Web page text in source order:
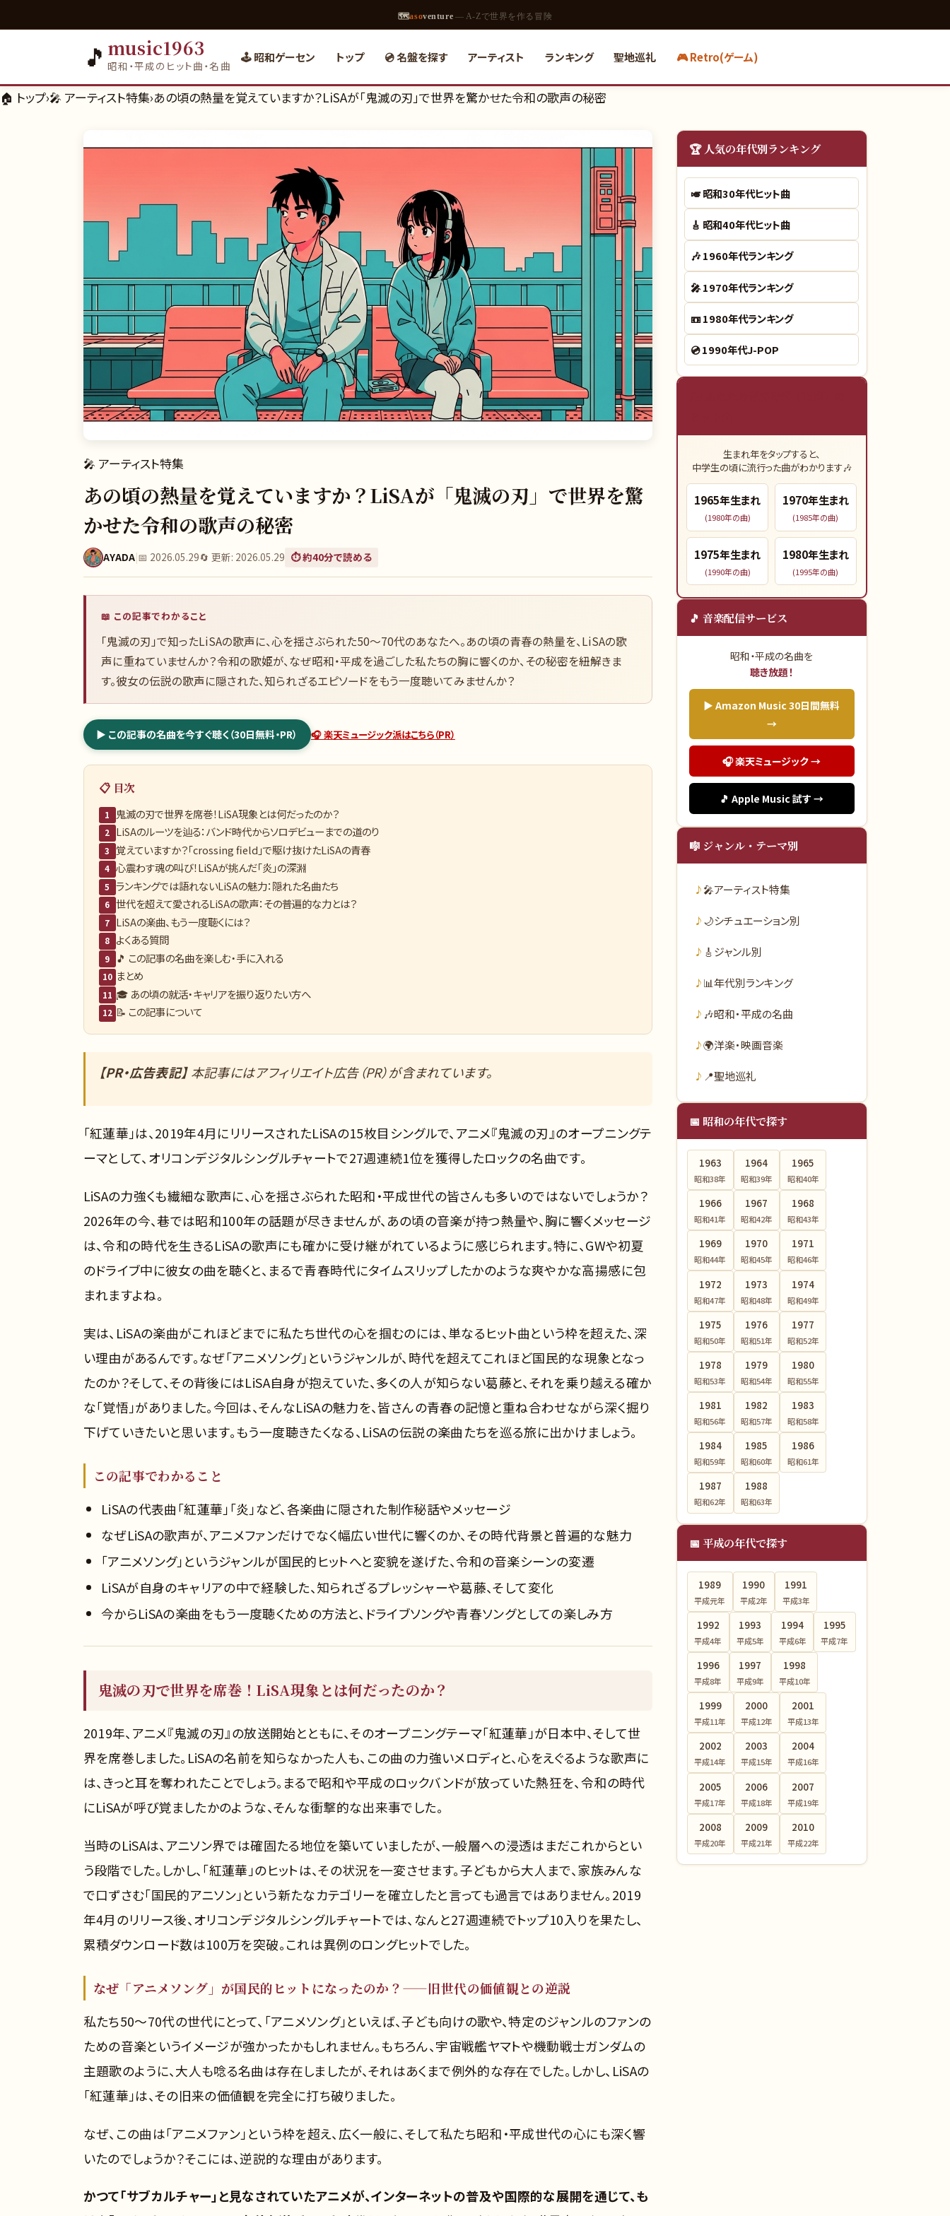
🗺asoventure — A-Zで世界を作る冒険
🎵 music1963
昭和・平成のヒット曲・名曲
🕹️ 昭和ゲーセン トップ 💿 名盤を探す アーティスト ランキング 聖地巡礼 🎮 Retro(ゲーム)
🏠 トップ›🎤 アーティスト特集›あの頃の熱量を覚えていますか？LiSAが「鬼滅の刃」で世界を驚かせた令和の歌声の秘密
🎤 アーティスト特集
あの頃の熱量を覚えていますか？LiSAが「鬼滅の刃」で世界を驚
かせた令和の歌声の秘密
AYADA|📅 2026.05.29🔄 更新: 2026.05.29 ⏱️ 約40分で読める
📖 この記事でわかること
「鬼滅の刃」で知ったLiSAの歌声に、心を揺さぶられた50〜70代のあなたへ。あの頃の青春の熱量を、LiSAの歌
声に重ねていませんか？令和の歌姫が、なぜ昭和・平成を過ごした私たちの胸に響くのか、その秘密を紐解きま
す。彼女の伝説の歌声に隠された、知られざるエピソードをもう一度聴いてみませんか？
▶ この記事の名曲を今すぐ聴く（30日無料・PR） 🎧 楽天ミュージック派はこちら（PR）
📋 目次
1 鬼滅の刃で世界を席巻！LiSA現象とは何だったのか？
2 LiSAのルーツを辿る：バンド時代からソロデビューまでの道のり
3 覚えていますか？「crossing field」で駆け抜けたLiSAの青春
4 心震わす魂の叫び！LiSAが挑んだ「炎」の深淵
5 ランキングでは語れないLiSAの魅力：隠れた名曲たち
6 世代を超えて愛されるLiSAの歌声：その普遍的な力とは？
7 LiSAの楽曲、もう一度聴くには？
8 よくある質問
9 🎵 この記事の名曲を楽しむ・手に入れる
10 まとめ
11 🎓 あの頃の就活・キャリアを振り返りたい方へ
12 📝 この記事について
【PR・広告表記】本記事にはアフィリエイト広告（PR）が含まれています。
「紅蓮華」は、2019年4月にリリースされたLiSAの15枚目シングルで、アニメ『鬼滅の刃』のオープニングテ
ーマとして、オリコンデジタルシングルチャートで27週連続1位を獲得したロックの名曲です。
LiSAの力強くも繊細な歌声に、心を揺さぶられた昭和・平成世代の皆さんも多いのではないでしょうか？
2026年の今、巷では昭和100年の話題が尽きませんが、あの頃の音楽が持つ熱量や、胸に響くメッセージ
は、令和の時代を生きるLiSAの歌声にも確かに受け継がれているように感じられます。特に、GWや初夏
のドライブ中に彼女の曲を聴くと、まるで青春時代にタイムスリップしたかのような爽やかな高揚感に包
まれますよね。
実は、LiSAの楽曲がこれほどまでに私たち世代の心を掴むのには、単なるヒット曲という枠を超えた、深
い理由があるんです。なぜ「アニメソング」というジャンルが、時代を超えてこれほど国民的な現象となっ
たのか？そして、その背後にはLiSA自身が抱えていた、多くの人が知らない葛藤と、それを乗り越える確か
な「覚悟」がありました。今回は、そんなLiSAの魅力を、皆さんの青春の記憶と重ね合わせながら深く掘り
下げていきたいと思います。もう一度聴きたくなる、LiSAの伝説の楽曲たちを巡る旅に出かけましょう。
この記事でわかること
LiSAの代表曲「紅蓮華」「炎」など、各楽曲に隠された制作秘話やメッセージ
なぜLiSAの歌声が、アニメファンだけでなく幅広い世代に響くのか、その時代背景と普遍的な魅力
「アニメソング」というジャンルが国民的ヒットへと変貌を遂げた、令和の音楽シーンの変遷
LiSAが自身のキャリアの中で経験した、知られざるプレッシャーや葛藤、そして変化
今からLiSAの楽曲をもう一度聴くための方法と、ドライブソングや青春ソングとしての楽しみ方
鬼滅の刃で世界を席巻！LiSA現象とは何だったのか？
2019年、アニメ『鬼滅の刃』の放送開始とともに、そのオープニングテーマ「紅蓮華」が日本中、そして世
界を席巻しました。LiSAの名前を知らなかった人も、この曲の力強いメロディと、心をえぐるような歌声に
は、きっと耳を奪われたことでしょう。まるで昭和や平成のロックバンドが放っていた熱狂を、令和の時代
にLiSAが呼び覚ましたかのような、そんな衝撃的な出来事でした。
当時のLiSAは、アニソン界では確固たる地位を築いていましたが、一般層への浸透はまだこれからとい
う段階でした。しかし、「紅蓮華」のヒットは、その状況を一変させます。子どもから大人まで、家族みんな
で口ずさむ「国民的アニソン」という新たなカテゴリーを確立したと言っても過言ではありません。2019
年4月のリリース後、オリコンデジタルシングルチャートでは、なんと27週連続でトップ10入りを果たし、
累積ダウンロード数は100万を突破。これは異例のロングヒットでした。
なぜ「アニメソング」が国民的ヒットになったのか？——旧世代の価値観との逆説
私たち50〜70代の世代にとって、「アニメソング」といえば、子ども向けの歌や、特定のジャンルのファンの
ための音楽というイメージが強かったかもしれません。もちろん、宇宙戦艦ヤマトや機動戦士ガンダムの
主題歌のように、大人も唸る名曲は存在しましたが、それはあくまで例外的な存在でした。しかし、LiSAの
「紅蓮華」は、その旧来の価値観を完全に打ち破りました。
なぜ、この曲は「アニメファン」という枠を超え、広く一般に、そして私たち昭和・平成世代の心にも深く響
いたのでしょうか？そこには、逆説的な理由があります。
かつて「サブカルチャー」と見なされていたアニメが、インターネットの普及や国際的な展開を通じて、も
🏆 人気の年代別ランキング
🎺昭和30年代ヒット曲
🎸 昭和40年代ヒット曲
🎶1960年代ランキング
🎤1970年代ランキング
📼1980年代ランキング
💿1990年代J-POP
生まれ年をタップすると、
中学生の頃に流行った曲がわかります🎶
1965年生まれ
(1980年の曲)
1970年生まれ
(1985年の曲)
1975年生まれ
(1990年の曲)
1980年生まれ
(1995年の曲)
🎵 音楽配信サービス
昭和・平成の名曲を
聴き放題！
▶ Amazon Music 30日間無料
→
🎧 楽天ミュージック →
🎵 Apple Music 試す →
🎼 ジャンル・テーマ別
🎤アーティスト特集
🌙シチュエーション別
🎸ジャンル別
📊年代別ランキング
🎶昭和・平成の名曲
🌍洋楽・映画音楽
📍聖地巡礼
📅 昭和の年代で探す
1963
昭和38年
1964
昭和39年
1965
昭和40年
1966
昭和41年
1967
昭和42年
1968
昭和43年
1969
昭和44年
1970
昭和45年
1971
昭和46年
1972
昭和47年
1973
昭和48年
1974
昭和49年
1975
昭和50年
1976
昭和51年
1977
昭和52年
1978
昭和53年
1979
昭和54年
1980
昭和55年
1981
昭和56年
1982
昭和57年
1983
昭和58年
1984
昭和59年
1985
昭和60年
1986
昭和61年
1987
昭和62年
1988
昭和63年
📅 平成の年代で探す
1989
平成元年
1990
平成2年
1991
平成3年
1992
平成4年
1993
平成5年
1994
平成6年
1995
平成7年
1996
平成8年
1997
平成9年
1998
平成10年
1999
平成11年
2000
平成12年
2001
平成13年
2002
平成14年
2003
平成15年
2004
平成16年
2005
平成17年
2006
平成18年
2007
平成19年
2008
平成20年
2009
平成21年
2010
平成22年